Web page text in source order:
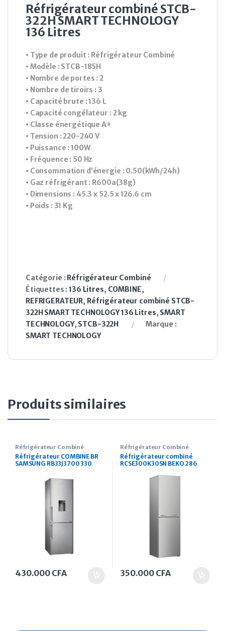
Réfrigérateur combiné STCB-
322H SMART TECHNOLOGY
136 Litres
• Type de produit : Réfrigérateur Combiné
• Modèle : STCB-185H
• Nombre de portes : 2
• Nombre de tiroirs : 3
• Capacité brute : 136 L
• Capacité congélateur : 2 kg
• Classe énergétique A+
• Tension : 220-240 V
• Puissance : 100W
• Fréquence : 50 Hz
• Consommation d’énergie : 0.50(kWh/24h)
• Gaz réfrigérant : R600a(38g)
• Dimensions : 45.3 x 52.5 x 126.6 cm
• Poids : 31 Kg
Catégorie :Réfrigérateur Combiné
Étiquettes :136 Litres, COMBINE,
REFRIGERATEUR, Réfrigérateur combiné STCB-
322H SMART TECHNOLOGY 136 Litres, SMART
TECHNOLOGY, STCB-322H
Marque :
SMART TECHNOLOGY
Produits similaires
Réfrigérateur Combiné
Réfrigérateur COMBINE BR
SAMSUNG RB33J3700 330
430.000 CFA
Réfrigérateur Combiné
Réfrigérateur combiné
RCSE300K30SN BEKO 286
350.000 CFA